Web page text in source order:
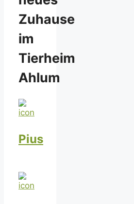
Zuhause
im
Tierheim
Ahlum
Pius